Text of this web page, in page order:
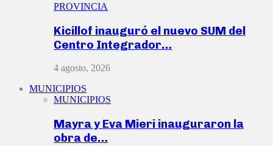
PROVINCIA
Kicillof inauguró el nuevo SUM del
Centro Integrador…
4 agosto, 2026
MUNICIPIOS
MUNICIPIOS
Mayra y Eva Mieri inauguraron la
obra de…